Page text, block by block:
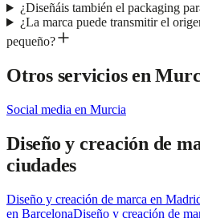
¿Diseñáis también el packaging
¿La marca puede transmitir el
pequeño?
Otros servicios en
Social media en Murcia
Diseño y creación de
ciudades
Diseño y creación de marca en
en BarcelonaDiseño y creación de